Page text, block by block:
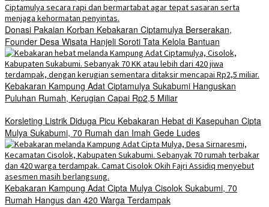
Donasi Pakaian Korban Kebakaran Ciptamulya Berserakan,
Founder Desa Wisata Hanjeli Soroti Tata Kelola Bantuan
Kebakaran Kampung Adat Ciptamulya Sukabumi Hanguskan
Puluhan Rumah, Kerugian Capai Rp2,5 Miliar
Korsleting Listrik Diduga Picu Kebakaran Hebat di Kasepuhan Cipta
Mulya Sukabumi, 70 Rumah dan Imah Gede Ludes
Kebakaran Kampung Adat Cipta Mulya Cisolok Sukabumi, 70
Rumah Hangus dan 420 Warga Terdampak